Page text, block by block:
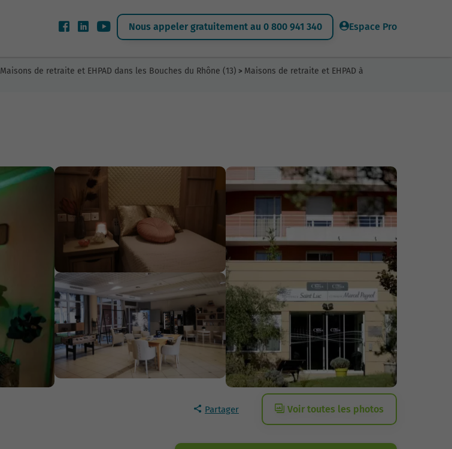
Nous appeler gratuitement au 0 800 941 340 Espace Pro
Maisons de retraite et EHPAD dans les Bouches du Rhône (13) > Maisons de retraite et EHPAD à
Partager Voir toutes les photos